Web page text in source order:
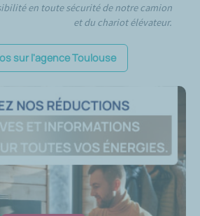
en toute sécurité de notre camion
et du chariot élévateur.
sur l'agence Toulouse